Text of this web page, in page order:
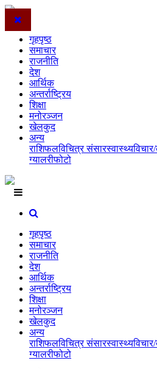
गृहपृष्ठ
समाचार
राजनीति
देश
आर्थिक
अन्तर्राष्ट्रिय
शिक्षा
मनोरञ्जन
खेलकुद
अन्य
राशिफलविचित्र संसारस्वास्थ्य
ग्यालरीफोटो
गृहपृष्ठ
समाचार
राजनीति
देश
आर्थिक
अन्तर्राष्ट्रिय
शिक्षा
मनोरञ्जन
खेलकुद
अन्य
राशिफलविचित्र संसारस्वास्थ्य
ग्यालरीफोटो